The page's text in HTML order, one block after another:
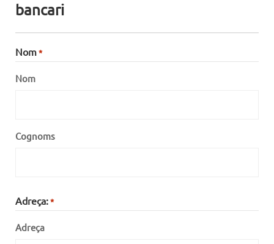
bancari
Nom*
Nom
Cognoms
Adreça:*
Adreça